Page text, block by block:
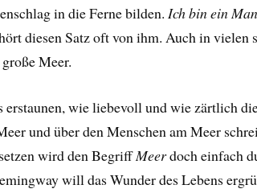
in die Ferne bilden.Ich bin ein
diesen Satz oft von ihm. Auch in vielen
Meer.
wie liebevoll und wie zärtlich
und über den Menschen am Meer
wird den BegriffMeerdoch einfach
will das Wunder des Lebens